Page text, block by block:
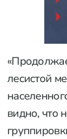
лесистой
видно, что